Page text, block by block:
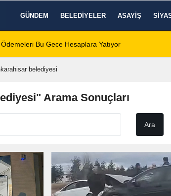
GÜNDEM BELEDIYELER ASAYIŞ
Zafer Meydanı'nda yükseldi
belediyesi
Arama Sonuçları